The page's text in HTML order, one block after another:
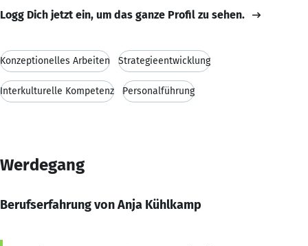
Logg Dich jetzt ein, um das ganze Profil zu sehen.
Konzeptionelles Arbeiten Strategieentwicklung
Interkulturelle Kompetenz Personalführung
Werdegang
Berufserfahrung von Anja Kühlkamp